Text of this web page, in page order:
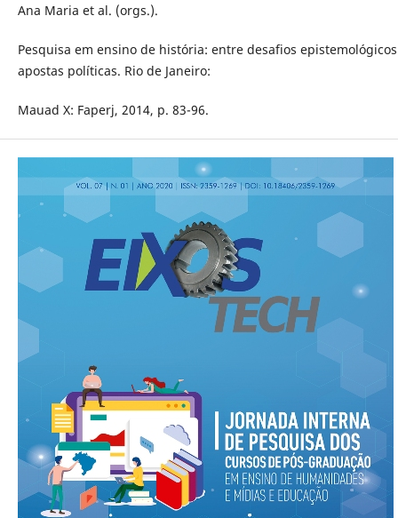
Ana Maria et al. (orgs.).
Pesquisa em ensino de história: entre desafios
apostas políticas. Rio de Janeiro:
Mauad X: Faperj, 2014, p. 83-96.